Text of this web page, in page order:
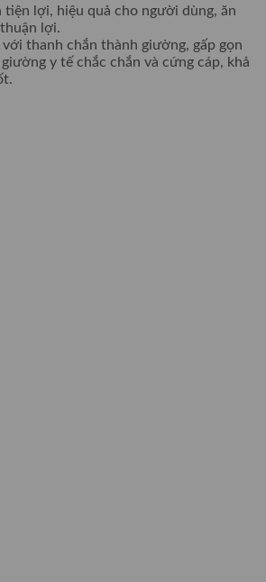
tiện lợi, hiệu quả cho người dùng, ăn
lợi.
với thanh chắn thành giường, gấp gọn
y tế chắc chắn và cứng cáp, khả